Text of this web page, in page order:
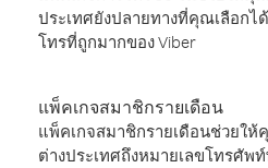
ประเทศยังปลายทางที่คุณเลือกไ
โทรที่ถูกมากของ Viber
แพ็คเกจสมาชิกรายเดือน
แพ็คเกจสมาชิกรายเดือนช่วยใ
ต่างประเทศถึงหมายเลขโทรศั